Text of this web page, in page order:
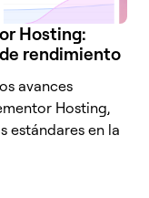
Hosting:
rendimiento
avances
Hosting,
estándares en la